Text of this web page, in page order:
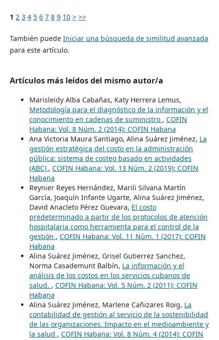
1 2 3 4 5 6 7 8 9 10 > >>
También puede Iniciar una búsqueda de similitud avanzada
para este artículo.
Artículos más leídos del mismo autor/a
Marisleidy Alba Cabañas, Katy Herrera Lemus,
Metodología para el diagnóstico de la información y el
conocimiento en cadenas de suministro , COFIN
Habana: Vol. 8 Núm. 2 (2014): COFIN Habana
Ana Victoria Maura Santiago, Alina Suárez Jiménez, La
gestión estratégica del costo en la administración
pública: sistema de costeo basado en actividades
(ABC) , COFIN Habana: Vol. 13 Núm. 2 (2019): COFIN
Habana
Reynier Reyes Hernández, Marili Silvana Martín
García, Joaquín Infante Ugarte, Alina Suárez Jiménez,
David Anacleto Pérez Guevara, El costo
predeterminado a partir de los protocolos de atención
hospitalaria como herramienta para el control de la
gestión , COFIN Habana: Vol. 11 Núm. 1 (2017): COFIN
Habana
Alina Suárez Jiménez, Grisel Gutierrez Sanchez,
Norma Casademunt Balbín, La información y el
análisis de los costos en los servicios cubanos de
salud. , COFIN Habana: Vol. 5 Núm. 2 (2011): COFIN
Habana
Alina Suárez Jiménez, Marlene Cañizares Roig, La
contabilidad de gestión al servicio de la sostenibilidad
de las organizaciones. Impacto en el medioambiente y
la salud , COFIN Habana: Vol. 8 Núm. 4 (2014): COFIN